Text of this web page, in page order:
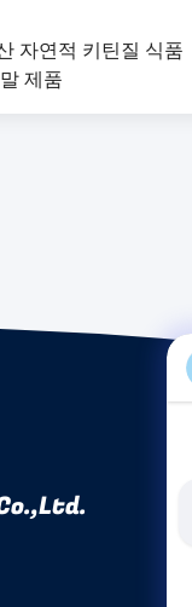
자연적 키틴질 식품
제품